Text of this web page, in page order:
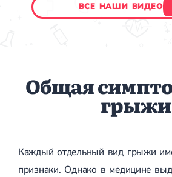
ВСЕ НАШИ ВИДЕО
Общая
грыжи
Каждый отдельный вид грыжи
признаки. Однако в медицине